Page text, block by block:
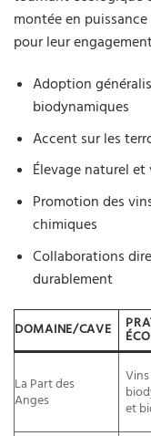
montée en
pour leur
Adoption
biodynamiques
Accent sur les
Élevage naturel
Promotion des
chimiques
Collaborations
durablement
DOMAINE/CAVE
La Part des
Anges
Vins
et